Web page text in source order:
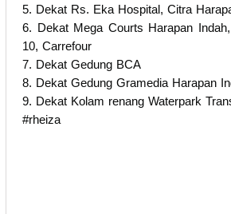
5. Dekat Rs. Eka Hospital, Citra
6. Dekat Mega Courts Harapan
10, Carrefour
7. Dekat Gedung BCA
8. Dekat Gedung Gramedia Harapan
9. Dekat Kolam renang Waterpark
#rheiza